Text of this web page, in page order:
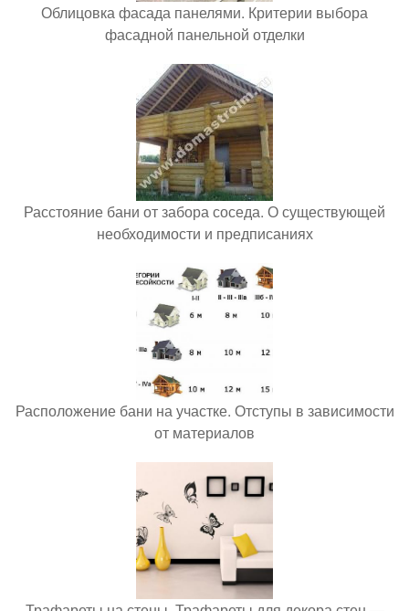
Облицовка фасада панелями. Критерии выбора
фасадной панельной отделки
Расстояние бани от забора соседа. О существующей
необходимости и предписаниях
Расположение бани на участке. Отступы в зависимости
от материалов